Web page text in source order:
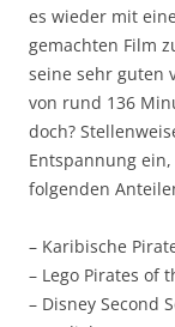
es wieder mit
gemachten Film
seine sehr guten
von rund 136
doch?
Entspannung
folgenden
– Karibische
– Lego Pirates of
– Disney Second